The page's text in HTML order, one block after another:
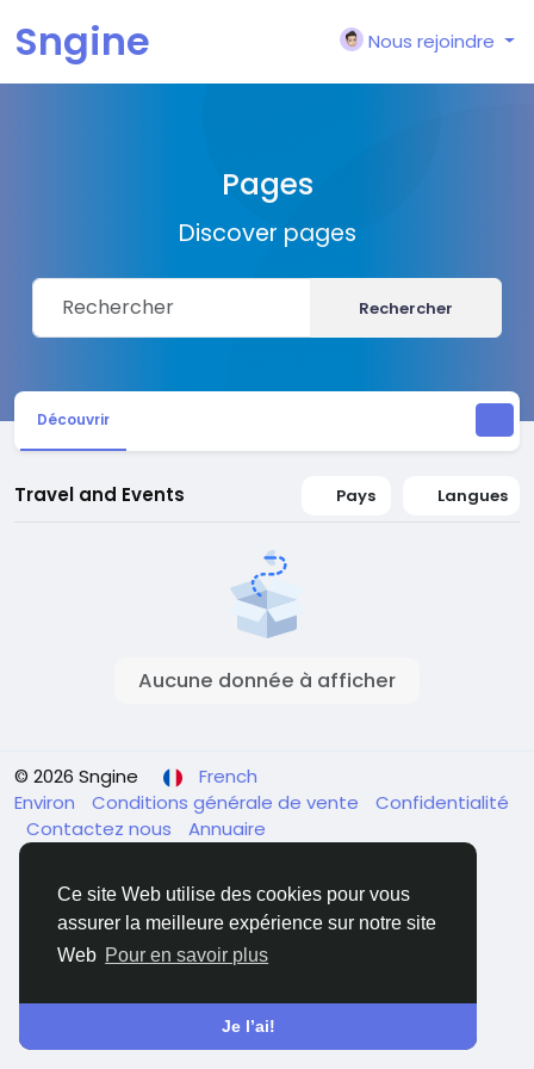
Ce site Web utilise des cookies pour vous
assurer la meilleure expérience sur notre site
Web Pour en savoir plus
Je l’ai!
Sngine Nous rejoindre
Pages
Discover pages
Rechercher
Découvrir
Travel and Events Pays Langues
Aucune donnée à afficher
© 2026 Sngine
French
Environ
Conditions générale de vente
Confidentialité
Contactez nous
Annuaire